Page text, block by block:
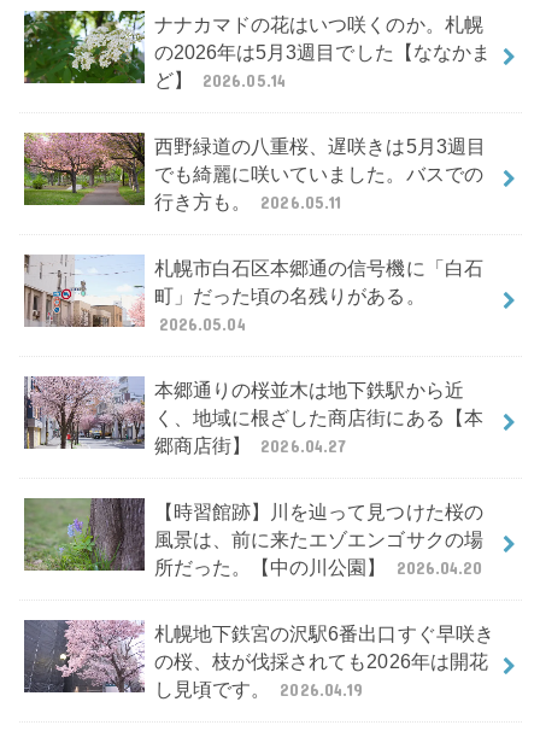
ナナカマドの花はいつ咲くのか。札幌
の2026年は5月3週目でした【ななかま
ど】
2026.05.14
西野緑道の八重桜、遅咲きは5月3週目
でも綺麗に咲いていました。バスでの
行き方も。
2026.05.11
札幌市白石区本郷通の信号機に「白石
町」だった頃の名残りがある。
2026.05.04
本郷通りの桜並木は地下鉄駅から近
く、地域に根ざした商店街にある【本
郷商店街】
2026.04.27
【時習館跡】川を辿って見つけた桜の
風景は、前に来たエゾエンゴサクの場
所だった。【中の川公園】
2026.04.20
札幌地下鉄宮の沢駅6番出口すぐ早咲き
の桜、枝が伐採されても2026年は開花
し見頃です。
2026.04.19